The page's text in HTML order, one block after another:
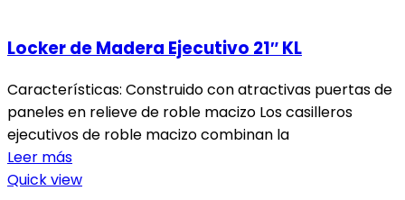
Locker de Madera Ejecutivo 21″ KL
Características: Construido con atractivas puertas de
paneles en relieve de roble macizo Los casilleros
ejecutivos de roble macizo combinan la
Leer más
Quick view